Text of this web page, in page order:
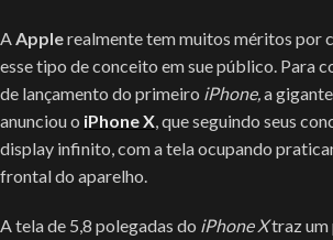
AApplerealmente tem muitos méritos por
esse tipo de conceito em sue público. Para
de lançamento do primeiro iPhone,a
anunciou o iPhone X, que seguindo seus
display infinito, com a tela ocupando
frontal do aparelho.
A tela de 5,8 polegadas do iPhone Xtraz um